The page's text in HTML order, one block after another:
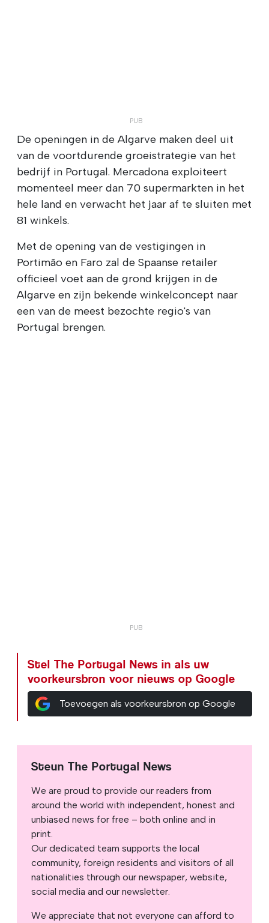
De openingen in de Algarve maken deel uit
van de voortdurende groeistrategie van het
bedrijf in Portugal. Mercadona exploiteert
momenteel meer dan 70 supermarkten in het
hele land en verwacht het jaar af te sluiten met
81 winkels.
Met de opening van de vestigingen in
Portimão en Faro zal de Spaanse retailer
officieel voet aan de grond krijgen in de
Algarve en zijn bekende winkelconcept naar
een van de meest bezochte regio's van
Portugal brengen.
Stel The Portugal News in als uw
voorkeursbron voor nieuws op Google
Toevoegen als voorkeursbron op Google
Steun The Portugal News
We are proud to provide our readers from
around the world with independent, honest and
unbiased news for free – both online and in
print.
Our dedicated team supports the local
community, foreign residents and visitors of all
nationalities through our newspaper, website,
social media and our newsletter.
We appreciate that not everyone can afford to